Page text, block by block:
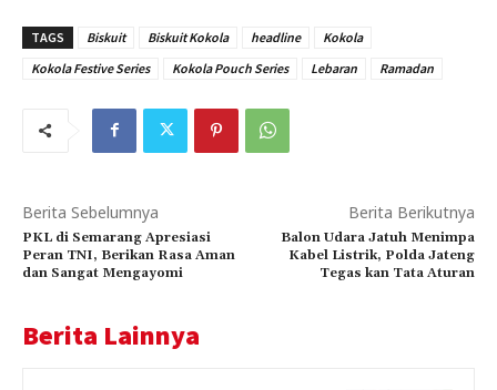
TAGS Biskuit Biskuit Kokola headline
Kokola
Kokola Festive Series
Kokola Pouch Series Lebaran Ramadan
Berita Sebelumnya
PKL di Semarang Apresiasi
Peran TNI, Berikan Rasa Aman
dan Sangat Mengayomi
Berita Berikutnya
Balon Udara Jatuh Menimpa
Kabel Listrik, Polda Jateng
Tegas kan Tata Aturan
Berita Lainnya